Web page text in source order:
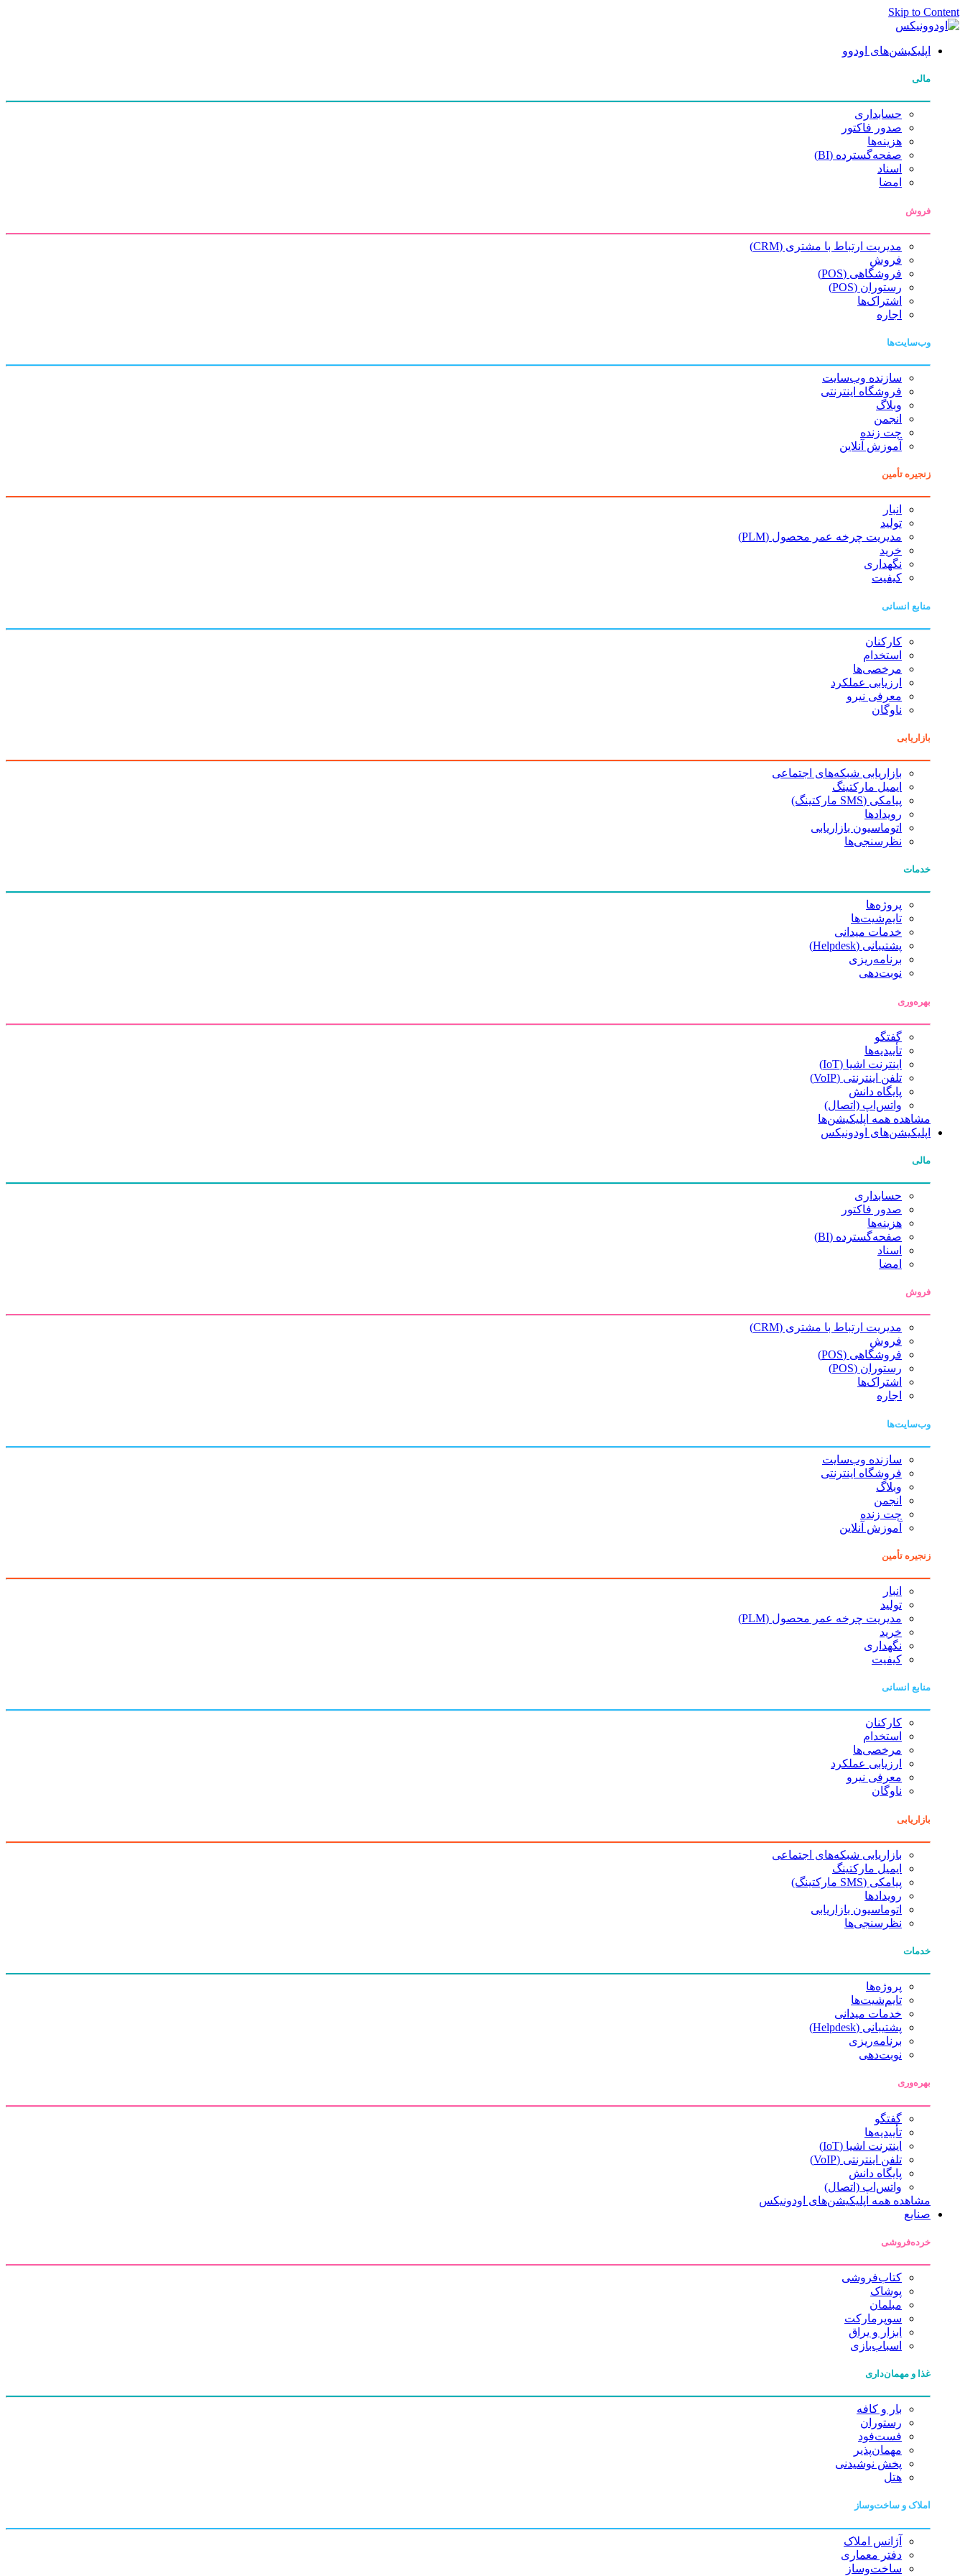
Skip to Content
اپلیکیشن‌های اودوو
مالی
حسابداری
صدور فاکتور
هزینه‌ها
صفحه‌گسترده (BI)
اسناد
امضا
فروش
مدیریت ارتباط با مشتری (CRM)
فروش
فروشگاهی (POS)
رستوران (POS)
اشتراک‌ها
اجاره
وب‌سایت‌ها
سازنده وب‌سایت
فروشگاه اینترنتی
وبلاگ
انجمن
چت زنده
آموزش آنلاین
زنجیره تأمین
انبار
تولید
مدیریت چرخه عمر محصول (PLM)
خرید
نگهداری
کیفیت
منابع انسانی
کارکنان
استخدام
مرخصی‌ها
ارزیابی عملکرد
معرفی نیرو
ناوگان
بازاریابی
بازاریابی شبکه‌های اجتماعی
ایمیل مارکتینگ
پیامکی (SMS مارکتینگ)
رویدادها
اتوماسیون بازاریابی
نظرسنجی‌ها
خدمات
پروژه‌ها
تایم‌شیت‌ها
خدمات میدانی
پشتیبانی (Helpdesk)
برنامه‌ریزی
نوبت‌دهی
بهره‌وری
گفتگو
تأییدیه‌ها
اینترنت اشیا (IoT)
تلفن اینترنتی (VoIP)
پایگاه دانش
واتس‌اپ (اتصال)
مشاهده همه اپلیکیشن‌ها
اپلیکیشن‌های اودونیکس
مالی
حسابداری
صدور فاکتور
هزینه‌ها
صفحه‌گسترده (BI)
اسناد
امضا
فروش
مدیریت ارتباط با مشتری (CRM)
فروش
فروشگاهی (POS)
رستوران (POS)
اشتراک‌ها
اجاره
وب‌سایت‌ها
سازنده وب‌سایت
فروشگاه اینترنتی
وبلاگ
انجمن
چت زنده
آموزش آنلاین
زنجیره تأمین
انبار
تولید
مدیریت چرخه عمر محصول (PLM)
خرید
نگهداری
کیفیت
منابع انسانی
کارکنان
استخدام
مرخصی‌ها
ارزیابی عملکرد
معرفی نیرو
ناوگان
بازاریابی
بازاریابی شبکه‌های اجتماعی
ایمیل مارکتینگ
پیامکی (SMS مارکتینگ)
رویدادها
اتوماسیون بازاریابی
نظرسنجی‌ها
خدمات
پروژه‌ها
تایم‌شیت‌ها
خدمات میدانی
پشتیبانی (Helpdesk)
برنامه‌ریزی
نوبت‌دهی
بهره‌وری
گفتگو
تأییدیه‌ها
اینترنت اشیا (IoT)
تلفن اینترنتی (VoIP)
پایگاه دانش
واتس‌اپ (اتصال)
مشاهده همه اپلیکیشن‌های اودونیکس
صنایع
خرده‌فروشی
کتاب‌فروشی
پوشاک
مبلمان
سوپرمارکت
ابزار و یراق
اسباب‌بازی
غذا و مهمان‌داری
بار و کافه
رستوران
فست‌فود
مهمان‌پذیر
پخش نوشیدنی
هتل
املاک و ساخت‌وساز
آژانس املاک
دفتر معماری
ساخت‌وساز